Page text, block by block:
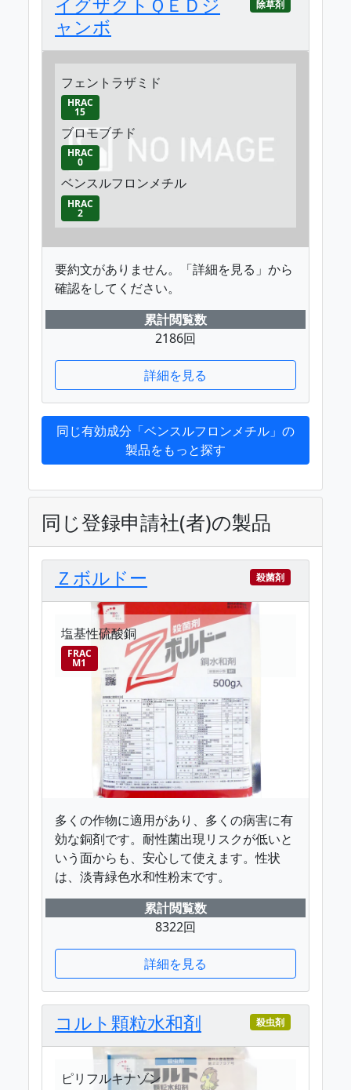
ャンボ
除草剤
フェントラザミド
HRAC
15
ブロモブチド
HRAC
0
ベンスルフロンメチル
HRAC
2
要約文がありません。「詳細を見る」から
確認をしてください。
累計閲覧数
2186回
詳細を見る
同じ有効成分「ベンスルフロンメチル」の
製品をもっと探す
同じ登録申請社(者)の製品
Ｚボルドー 殺菌剤
塩基性硫酸銅
FRAC
M1
多くの作物に適用があり、多くの病害に有
効な銅剤です。耐性菌出現リスクが低いと
いう面からも、安心して使えます。性状
は、淡青緑色水和性粉末です。
累計閲覧数
8322回
詳細を見る
コルト顆粒水和剤 殺虫剤
ピリフルキナゾン